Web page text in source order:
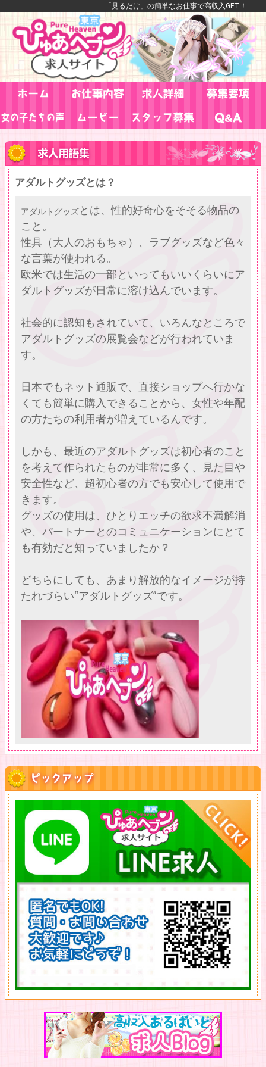
「見るだけ」の簡単なお仕事で高収入GET！
アダルトグッズとは？
アダルトグッズとは、性的好奇心をそそる物品の
こと。
性具（大人のおもちゃ）、ラブグッズなど色々
な言葉が使われる。
欧米では生活の一部といってもいいくらいにア
ダルトグッズが日常に溶け込んでいます。
社会的に認知もされていて、いろんなところで
アダルトグッズの展覧会などが行われていま
す。
日本でもネット通販で、直接ショップへ行かな
くても簡単に購入できることから、女性や年配
の方たちの利用者が増えているんです。
しかも、最近のアダルトグッズは初心者のこと
を考えて作られたものが非常に多く、見た目や
安全性など、超初心者の方でも安心して使用で
きます。
グッズの使用は、ひとりエッチの欲求不満解消
や、パートナーとのコミュニケーションにとて
も有効だと知っていましたか？
どちらにしても、あまり解放的なイメージが持
たれづらい“アダルトグッズ”です。